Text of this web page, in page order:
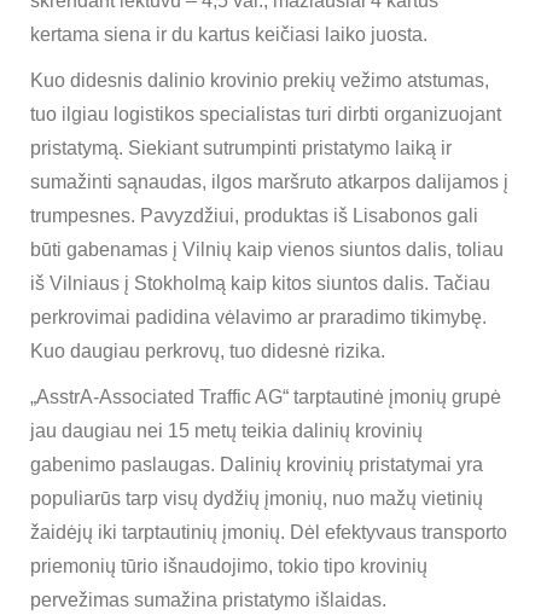
kertama siena ir du kartus keičiasi laiko juosta.
Kuo didesnis dalinio krovinio prekių vežimo atstumas,
tuo ilgiau logistikos specialistas turi dirbti organizuojant
pristatymą. Siekiant sutrumpinti pristatymo laiką ir
sumažinti sąnaudas, ilgos maršruto atkarpos dalijamos į
trumpesnes. Pavyzdžiui, produktas iš Lisabonos gali
būti gabenamas į Vilnių kaip vienos siuntos dalis, toliau
iš Vilniaus į Stokholmą kaip kitos siuntos dalis. Tačiau
perkrovimai padidina vėlavimo ar praradimo tikimybę.
Kuo daugiau perkrovų, tuo didesnė rizika.
„AsstrA-Associated Traffic AG“ tarptautinė įmonių grupė
jau daugiau nei 15 metų teikia dalinių krovinių
gabenimo paslaugas. Dalinių krovinių pristatymai yra
populiarūs tarp visų dydžių įmonių, nuo mažų vietinių
žaidėjų iki tarptautinių įmonių. Dėl efektyvaus transporto
priemonių tūrio išnaudojimo, tokio tipo krovinių
pervežimas sumažina pristatymo išlaidas.